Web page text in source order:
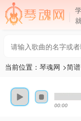
当前位置： 琴魂网 >简谱
00:00